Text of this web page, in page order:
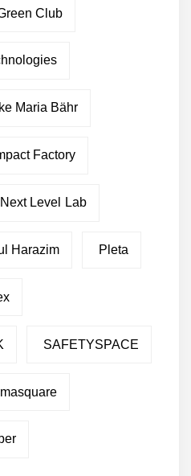
Club
Maria Bähr
Factory
Next Level Lab
Harazim Pleta
SAFETYSPACE